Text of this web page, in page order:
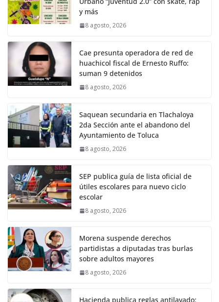
y más
8 agosto, 2026
Cae presunta operadora de red de
huachicol fiscal de Ernesto Ruffo:
suman 9 detenidos
8 agosto, 2026
Saquean secundaria en Tlachaloya
2da Sección ante el abandono del
Ayuntamiento de Toluca
8 agosto, 2026
SEP publica guía de lista oficial de
útiles escolares para nuevo ciclo
escolar
8 agosto, 2026
Morena suspende derechos
partidistas a diputadas tras burlas
sobre adultos mayores
8 agosto, 2026
Hacienda publica reglas antilavado: